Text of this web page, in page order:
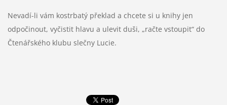
Nevadí-li vám kostrbatý překlad a chcete si u knihy jen
odpočinout, vyčistit hlavu a ulevit duši, „račte vstoupit“ do
Čtenářského klubu slečny Lucie.